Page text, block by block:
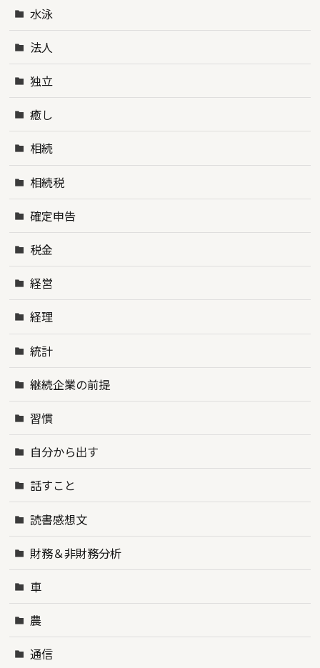
水泳
法人
独立
癒し
相続
相続税
確定申告
税金
経営
経理
統計
継続企業の前提
習慣
自分から出す
話すこと
読書感想文
財務＆非財務分析
車
農
通信